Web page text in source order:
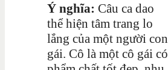
Ý nghĩa: Câu ca dao
thể hiện tâm trang lo
lắng của một người con
gái. Cô là một cô gái có